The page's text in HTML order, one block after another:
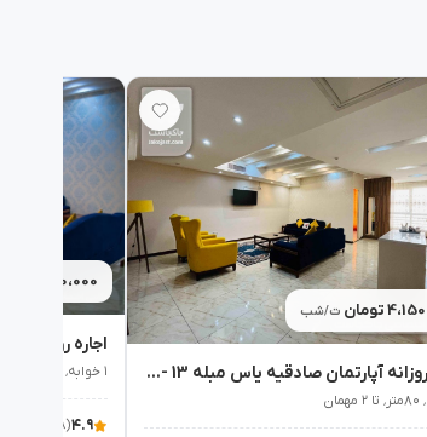
تومان ت/شب
اجاره روزانه آپارتمان صادقیه یاس مبله 13 - تهران
4،150،000 تومان
۱ خوابه٬ ۸۰متر٬ تا ۲ مهمان
۴.۹(۳۸ نظر)